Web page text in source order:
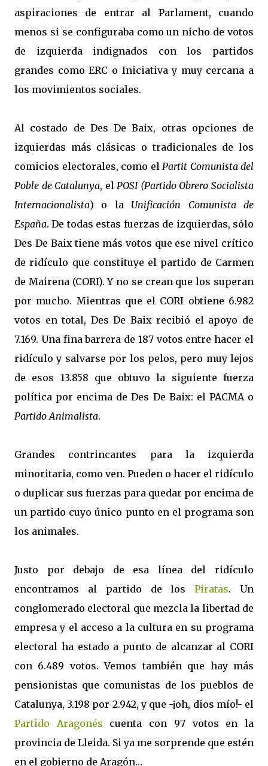
aspiraciones de entrar al Parlament, cuando
menos si se configuraba como un nicho de votos
de izquierda indignados con los partidos
grandes como ERC o Iniciativa y muy cercana a
los movimientos sociales.
Al costado de Des De Baix, otras opciones de
izquierdas más clásicas o tradicionales de los
comicios electorales, como el Partit Comunista del
Poble de Catalunya, elPOSI (Partido Obrero Socialista
Internacionalista) o la Unificación Comunista de
España. De todas estas fuerzas de izquierdas, sólo
Des De Baix tiene más votos que ese nivel crítico
de ridículo que constituye el partido de Carmen
de Mairena (CORI). Y no se crean que los superan
por mucho. Mientras que el CORI obtiene 6.982
votos en total, Des De Baix recibió el apoyo de
7.169. Una fina barrera de 187 votos entre hacer el
ridículo y salvarse por los pelos, pero muy lejos
de esos 13.858 que obtuvo la siguiente fuerza
política por encima de Des De Baix: el PACMA o
Partido Animalista.
Grandes contrincantes para la izquierda
minoritaria, como ven. Pueden o hacer el ridículo
o duplicar sus fuerzas para quedar por encima de
un partido cuyo único punto en el programa son
los animales.
Justo por debajo de esa línea del ridículo
encontramos al partido de losPiratas. Un
conglomerado electoral que mezcla la libertad de
empresa y el acceso a la cultura en su programa
electoral ha estado a punto de alcanzar al CORI
con 6.489 votos. Vemos también que hay más
pensionistas que comunistas de los pueblos de
Catalunya, 3.198 por 2.942, y que -¡oh, dios mío!- el
Partido Aragonés cuenta con 97 votos en la
provincia de Lleida. Si ya me sorprende que estén
en el gobierno de Aragón…